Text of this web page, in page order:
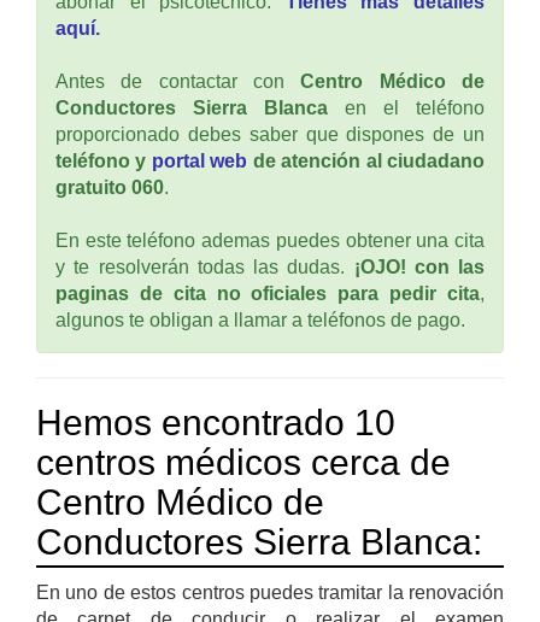
aquí.
Antes de contactar conCentro Médico de
Conductores Sierra Blanca en el teléfono
proporcionado debes saber que dispones de un
teléfono y portal web de atención al ciudadano
gratuito 060.
En este teléfono ademas puedes obtener una cita
y te resolverán todas las dudas. ¡OJO! con las
paginas de cita no oficiales para pedir cita,
algunos te obligan a llamar a teléfonos de pago.
Hemos encontrado 10
centros médicos cerca de
Centro Médico de
Conductores Sierra Blanca:
En uno de estos centros puedes tramitar la renovación